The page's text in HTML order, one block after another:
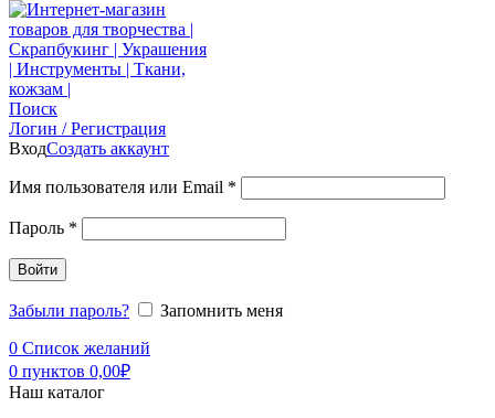
Поиск
Логин / Регистрация
ВходСоздать аккаунт
Имя пользователя или Email *
Пароль *
Войти
Забыли пароль?
Запомнить меня
0 Список желаний
0 пунктов 0,00₽
Наш каталог